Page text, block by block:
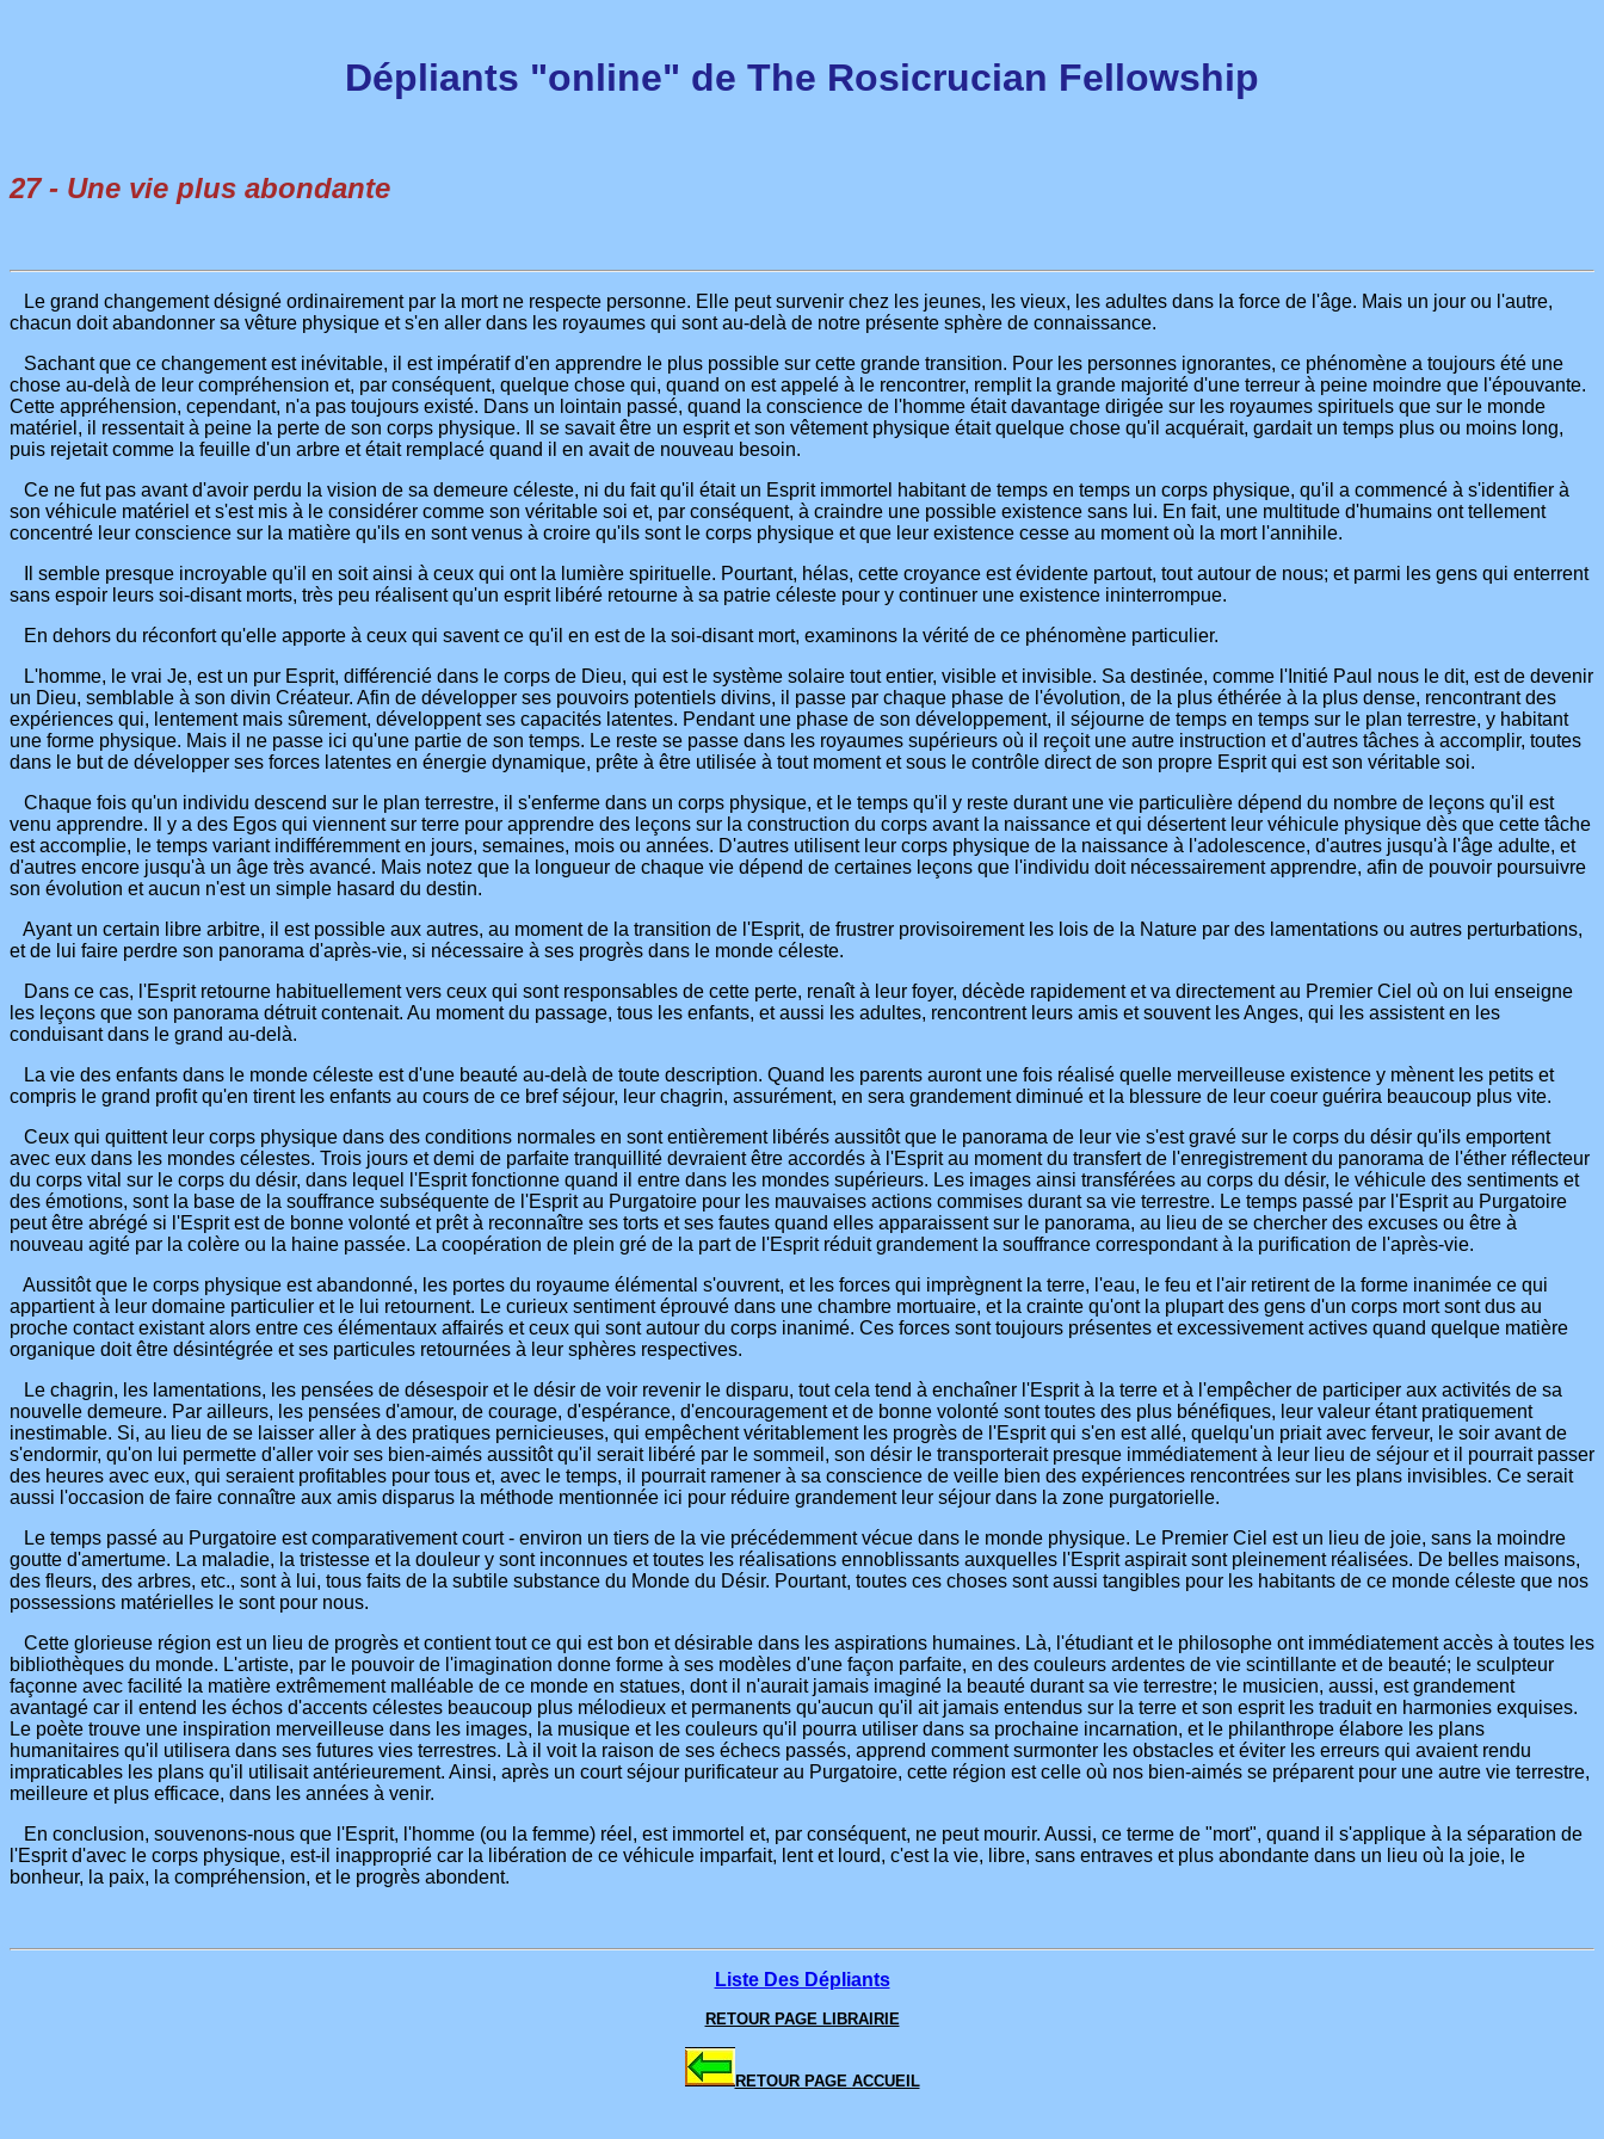
Dépliants "online" de The Rosicrucian Fellowship
27 - Une vie plus abondante
Le grand changement désigné ordinairement par la mort ne respecte personne. Elle peut survenir chez les jeunes, les vieux, les adultes dans la force de l'âge. Mais un jour ou l'autre,
chacun doit abandonner sa vêture physique et s'en aller dans les royaumes qui sont au-delà de notre présente sphère de connaissance.
Sachant que ce changement est inévitable, il est impératif d'en apprendre le plus possible sur cette grande transition. Pour les personnes ignorantes, ce phénomène a toujours été une
chose au-delà de leur compréhension et, par conséquent, quelque chose qui, quand on est appelé à le rencontrer, remplit la grande majorité d'une terreur à peine moindre que l'épouvante.
Cette appréhension, cependant, n'a pas toujours existé. Dans un lointain passé, quand la conscience de l'homme était davantage dirigée sur les royaumes spirituels que sur le monde
matériel, il ressentait à peine la perte de son corps physique. Il se savait être un esprit et son vêtement physique était quelque chose qu'il acquérait, gardait un temps plus ou moins long,
puis rejetait comme la feuille d'un arbre et était remplacé quand il en avait de nouveau besoin.
Ce ne fut pas avant d'avoir perdu la vision de sa demeure céleste, ni du fait qu'il était un Esprit immortel habitant de temps en temps un corps physique, qu'il a commencé à s'identifier à
son véhicule matériel et s'est mis à le considérer comme son véritable soi et, par conséquent, à craindre une possible existence sans lui. En fait, une multitude d'humains ont tellement
concentré leur conscience sur la matière qu'ils en sont venus à croire qu'ils sont le corps physique et que leur existence cesse au moment où la mort l'annihile.
Il semble presque incroyable qu'il en soit ainsi à ceux qui ont la lumière spirituelle. Pourtant, hélas, cette croyance est évidente partout, tout autour de nous; et parmi les gens qui enterrent
sans espoir leurs soi-disant morts, très peu réalisent qu'un esprit libéré retourne à sa patrie céleste pour y continuer une existence ininterrompue.
En dehors du réconfort qu'elle apporte à ceux qui savent ce qu'il en est de la soi-disant mort, examinons la vérité de ce phénomène particulier.
L'homme, le vrai Je, est un pur Esprit, différencié dans le corps de Dieu, qui est le système solaire tout entier, visible et invisible. Sa destinée, comme l'Initié Paul nous le dit, est de devenir
un Dieu, semblable à son divin Créateur. Afin de développer ses pouvoirs potentiels divins, il passe par chaque phase de l'évolution, de la plus éthérée à la plus dense, rencontrant des
expériences qui, lentement mais sûrement, développent ses capacités latentes. Pendant une phase de son développement, il séjourne de temps en temps sur le plan terrestre, y habitant
une forme physique. Mais il ne passe ici qu'une partie de son temps. Le reste se passe dans les royaumes supérieurs où il reçoit une autre instruction et d'autres tâches à accomplir, toutes
dans le but de développer ses forces latentes en énergie dynamique, prête à être utilisée à tout moment et sous le contrôle direct de son propre Esprit qui est son véritable soi.
Chaque fois qu'un individu descend sur le plan terrestre, il s'enferme dans un corps physique, et le temps qu'il y reste durant une vie particulière dépend du nombre de leçons qu'il est
venu apprendre. Il y a des Egos qui viennent sur terre pour apprendre des leçons sur la construction du corps avant la naissance et qui désertent leur véhicule physique dès que cette tâche
est accomplie, le temps variant indifféremment en jours, semaines, mois ou années. D'autres utilisent leur corps physique de la naissance à l'adolescence, d'autres jusqu'à l'âge adulte, et
d'autres encore jusqu'à un âge très avancé. Mais notez que la longueur de chaque vie dépend de certaines leçons que l'individu doit nécessairement apprendre, afin de pouvoir poursuivre
son évolution et aucun n'est un simple hasard du destin.
Ayant un certain libre arbitre, il est possible aux autres, au moment de la transition de l'Esprit, de frustrer provisoirement les lois de la Nature par des lamentations ou autres perturbations,
et de lui faire perdre son panorama d'après-vie, si nécessaire à ses progrès dans le monde céleste.
Dans ce cas, l'Esprit retourne habituellement vers ceux qui sont responsables de cette perte, renaît à leur foyer, décède rapidement et va directement au Premier Ciel où on lui enseigne
les leçons que son panorama détruit contenait. Au moment du passage, tous les enfants, et aussi les adultes, rencontrent leurs amis et souvent les Anges, qui les assistent en les
conduisant dans le grand au-delà.
La vie des enfants dans le monde céleste est d'une beauté au-delà de toute description. Quand les parents auront une fois réalisé quelle merveilleuse existence y mènent les petits et
compris le grand profit qu'en tirent les enfants au cours de ce bref séjour, leur chagrin, assurément, en sera grandement diminué et la blessure de leur coeur guérira beaucoup plus vite.
Ceux qui quittent leur corps physique dans des conditions normales en sont entièrement libérés aussitôt que le panorama de leur vie s'est gravé sur le corps du désir qu'ils emportent
avec eux dans les mondes célestes. Trois jours et demi de parfaite tranquillité devraient être accordés à l'Esprit au moment du transfert de l'enregistrement du panorama de l'éther réflecteur
du corps vital sur le corps du désir, dans lequel l'Esprit fonctionne quand il entre dans les mondes supérieurs. Les images ainsi transférées au corps du désir, le véhicule des sentiments et
des émotions, sont la base de la souffrance subséquente de l'Esprit au Purgatoire pour les mauvaises actions commises durant sa vie terrestre. Le temps passé par l'Esprit au Purgatoire
peut être abrégé si l'Esprit est de bonne volonté et prêt à reconnaître ses torts et ses fautes quand elles apparaissent sur le panorama, au lieu de se chercher des excuses ou être à
nouveau agité par la colère ou la haine passée. La coopération de plein gré de la part de l'Esprit réduit grandement la souffrance correspondant à la purification de l'après-vie.
Aussitôt que le corps physique est abandonné, les portes du royaume élémental s'ouvrent, et les forces qui imprègnent la terre, l'eau, le feu et l'air retirent de la forme inanimée ce qui
appartient à leur domaine particulier et le lui retournent. Le curieux sentiment éprouvé dans une chambre mortuaire, et la crainte qu'ont la plupart des gens d'un corps mort sont dus au
proche contact existant alors entre ces élémentaux affairés et ceux qui sont autour du corps inanimé. Ces forces sont toujours présentes et excessivement actives quand quelque matière
organique doit être désintégrée et ses particules retournées à leur sphères respectives.
Le chagrin, les lamentations, les pensées de désespoir et le désir de voir revenir le disparu, tout cela tend à enchaîner l'Esprit à la terre et à l'empêcher de participer aux activités de sa
nouvelle demeure. Par ailleurs, les pensées d'amour, de courage, d'espérance, d'encouragement et de bonne volonté sont toutes des plus bénéfiques, leur valeur étant pratiquement
inestimable. Si, au lieu de se laisser aller à des pratiques pernicieuses, qui empêchent véritablement les progrès de l'Esprit qui s'en est allé, quelqu'un priait avec ferveur, le soir avant de
s'endormir, qu'on lui permette d'aller voir ses bien-aimés aussitôt qu'il serait libéré par le sommeil, son désir le transporterait presque immédiatement à leur lieu de séjour et il pourrait passer
des heures avec eux, qui seraient profitables pour tous et, avec le temps, il pourrait ramener à sa conscience de veille bien des expériences rencontrées sur les plans invisibles. Ce serait
aussi l'occasion de faire connaître aux amis disparus la méthode mentionnée ici pour réduire grandement leur séjour dans la zone purgatorielle.
Le temps passé au Purgatoire est comparativement court - environ un tiers de la vie précédemment vécue dans le monde physique. Le Premier Ciel est un lieu de joie, sans la moindre
goutte d'amertume. La maladie, la tristesse et la douleur y sont inconnues et toutes les réalisations ennoblissants auxquelles l'Esprit aspirait sont pleinement réalisées. De belles maisons,
des fleurs, des arbres, etc., sont à lui, tous faits de la subtile substance du Monde du Désir. Pourtant, toutes ces choses sont aussi tangibles pour les habitants de ce monde céleste que nos
possessions matérielles le sont pour nous.
Cette glorieuse région est un lieu de progrès et contient tout ce qui est bon et désirable dans les aspirations humaines. Là, l'étudiant et le philosophe ont immédiatement accès à toutes les
bibliothèques du monde. L'artiste, par le pouvoir de l'imagination donne forme à ses modèles d'une façon parfaite, en des couleurs ardentes de vie scintillante et de beauté; le sculpteur
façonne avec facilité la matière extrêmement malléable de ce monde en statues, dont il n'aurait jamais imaginé la beauté durant sa vie terrestre; le musicien, aussi, est grandement
avantagé car il entend les échos d'accents célestes beaucoup plus mélodieux et permanents qu'aucun qu'il ait jamais entendus sur la terre et son esprit les traduit en harmonies exquises.
Le poète trouve une inspiration merveilleuse dans les images, la musique et les couleurs qu'il pourra utiliser dans sa prochaine incarnation, et le philanthrope élabore les plans
humanitaires qu'il utilisera dans ses futures vies terrestres. Là il voit la raison de ses échecs passés, apprend comment surmonter les obstacles et éviter les erreurs qui avaient rendu
impraticables les plans qu'il utilisait antérieurement. Ainsi, après un court séjour purificateur au Purgatoire, cette région est celle où nos bien-aimés se préparent pour une autre vie terrestre,
meilleure et plus efficace, dans les années à venir.
En conclusion, souvenons-nous que l'Esprit, l'homme (ou la femme) réel, est immortel et, par conséquent, ne peut mourir. Aussi, ce terme de "mort", quand il s'applique à la séparation de
l'Esprit d'avec le corps physique, est-il inapproprié car la libération de ce véhicule imparfait, lent et lourd, c'est la vie, libre, sans entraves et plus abondante dans un lieu où la joie, le
bonheur, la paix, la compréhension, et le progrès abondent.
Liste Des Dépliants
RETOUR PAGE LIBRAIRIE
RETOUR PAGE ACCUEIL